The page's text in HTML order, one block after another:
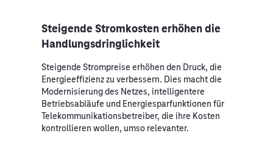
Steigende Stromkosten erhöhen die
Handlungsdringlichkeit
Steigende Strompreise erhöhen den Druck, die
Energieeffizienz zu verbessern. Dies macht die
Modernisierung des Netzes, intelligentere
Betriebsabläufe und Energiesparfunktionen für
Telekommunikationsbetreiber, die ihre Kosten
kontrollieren wollen, umso relevanter.